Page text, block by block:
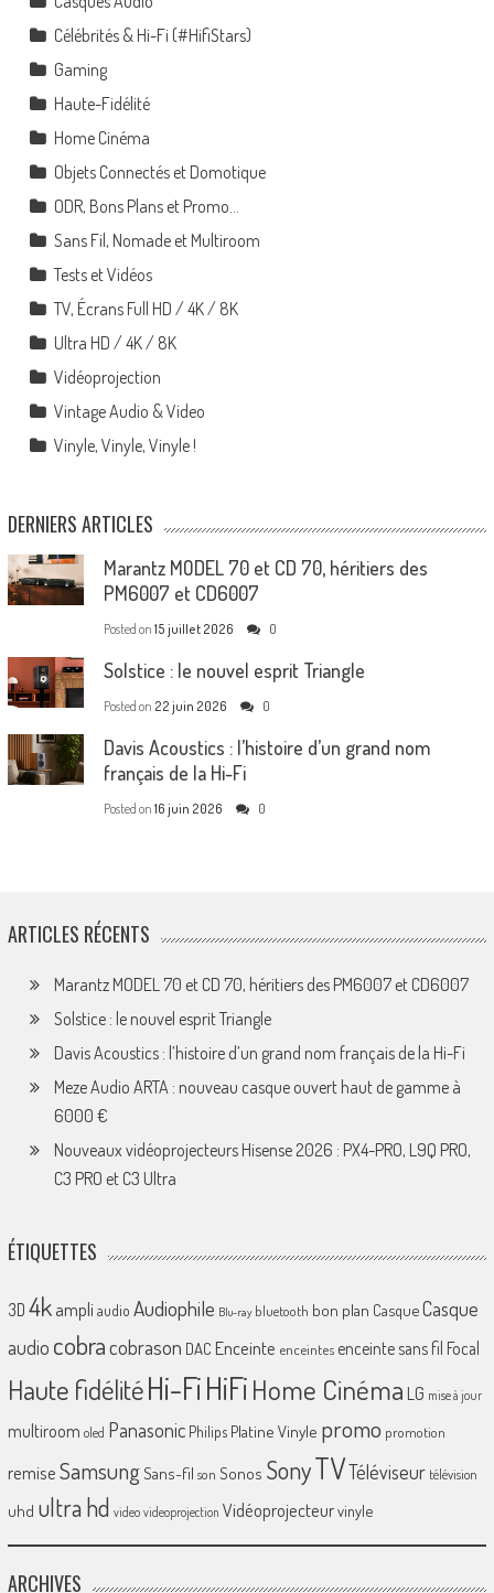
Célébrités & Hi-Fi (#HifiStars)
Gaming
Haute-Fidélité
Home Cinéma
Objets Connectés et Domotique
ODR, Bons Plans et Promo…
Sans Fil, Nomade et Multiroom
Tests et Vidéos
TV, Écrans Full HD / 4K / 8K
Ultra HD / 4K / 8K
Vidéoprojection
Vintage Audio & Video
Vinyle, Vinyle, Vinyle !
DERNIERS ARTICLES
Marantz MODEL 70 et CD 70, héritiers des
PM6007 et CD6007
Posted on 15 juillet 2026 0
Solstice : le nouvel esprit Triangle
Posted on 22 juin 2026 0
Davis Acoustics : l’histoire d’un grand nom
français de la Hi-Fi
Posted on 16 juin 2026 0
ARTICLES RÉCENTS
Marantz MODEL 70 et CD 70, héritiers des PM6007 et CD6007
Solstice : le nouvel esprit Triangle
Davis Acoustics : l’histoire d’un grand nom français de la Hi-Fi
Meze Audio ARTA : nouveau casque ouvert haut de gamme à
6000 €
Nouveaux vidéoprojecteurs Hisense 2026 : PX4-PRO, L9Q PRO,
C3 PRO et C3 Ultra
ÉTIQUETTES
3D 4k ampliaudio Audiophile Blu-ray bluetooth bon plan CasqueCasque
audio cobracobrason DAC Enceinte enceintes enceinte sans fil Focal
Haute fidélitéHi-FiHiFiHome Cinéma LG mise à jour
multiroom oled Panasonic Philips Platine Vinyle promo promotion
remiseSamsungSans-fil son Sonos SonyTVTéléviseur télévision
uhd ultra hd video videoprojection Vidéoprojecteurvinyle
ARCHIVES